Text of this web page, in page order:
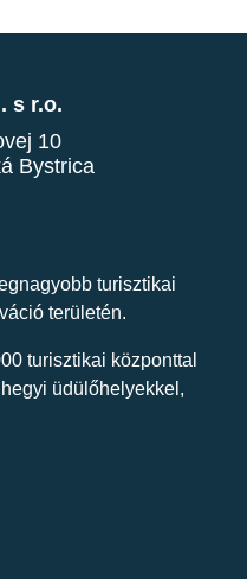
s r.o.
10
Bystrica
turisztikai
területén.
turisztikai központtal
üdülőhelyekkel,